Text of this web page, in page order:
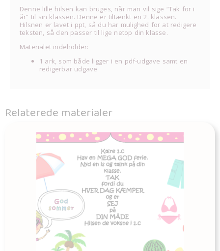
Denne lille hilsen kan bruges, når man vil sige “Tak for i
år” til sin klassen. Denne er tiltænkt en 2. klassen.
Hilsnen er lavet i ppt, så du har mulighed for at redigere
teksten, så den passer til lige netop din klasse.
Materialet indeholder:
1 ark, som både ligger i en pdf-udgave samt en
redigerbar udgave
Relaterede materialer